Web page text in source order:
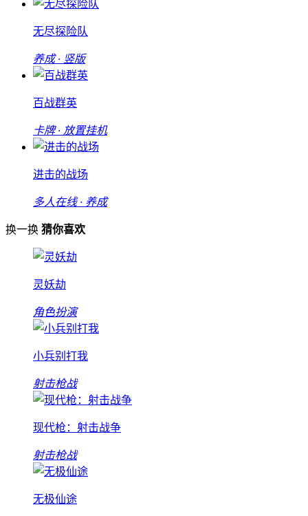
无尽探险队
养成 · 竖版
百战群英
卡牌 · 放置挂机
进击的战场
多人在线 · 养成
换一换 猜你喜欢
灵妖劫
角色扮演
小兵别打我
射击枪战
现代枪：射击战争
射击枪战
无极仙途